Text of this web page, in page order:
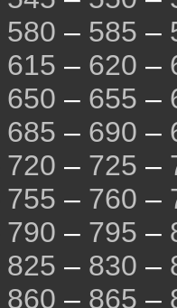
580 – 585 –
615 – 620 –
650 – 655 –
685 – 690 –
720 – 725 –
755 – 760 –
790 – 795 –
825 – 830 –
860 – 865 –